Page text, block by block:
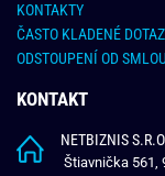
KONTAKTY
ČASTO KLADENÉ
ODSTOUPENÍ OD
KONTAKT
NETBIZNIS
Štiavnička 561,